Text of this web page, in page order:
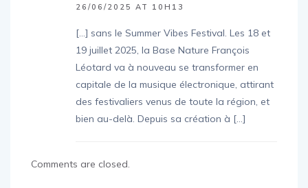
26/06/2025 AT 10H13
[…] sans le Summer Vibes Festival. Les 18 et
19 juillet 2025, la Base Nature François
Léotard va à nouveau se transformer en
capitale de la musique électronique, attirant
des festivaliers venus de toute la région, et
bien au-delà. Depuis sa création à […]
Comments are closed.